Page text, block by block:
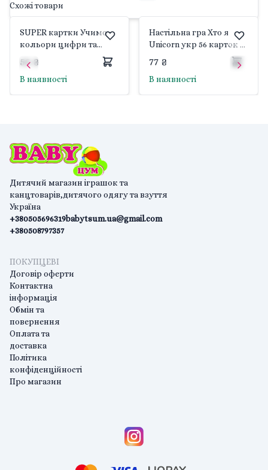
Схожі товари
SUPER картки Учимо
кольори цифри та
форми 32 картки
завдання у коробці
55 ₴
В наявності
Настільна гра Хто я
Unicorn укр 56 карток у
коробці 15*9*2см HIM-
05-01U Danko toys
77 ₴
В наявності
Дитячий магазин іграшок та
канцтоварів,дитячого одягу та взуття
Україна
+380505696319
+380508797357
babytsum.ua@gmail.com
ПОКУПЦЕВІ
Договір оферти
Контактна
інформація
Обмін та
повернення
Оплата та
доставка
Політика
конфіденційності
Про магазин